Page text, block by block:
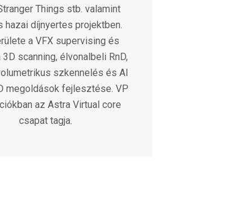
Things stb. valamint
hazai díjnyertes projektben.
a VFX supervising és
3D scanning, élvonalbeli RnD,
szkennelés és AI
megoldások fejlesztése. VP
az Astra Virtual core
csapat tagja.